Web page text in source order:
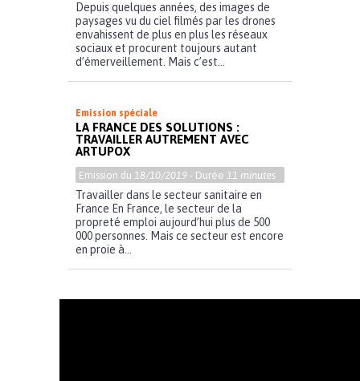
Depuis quelques années, des images de
paysages vu du ciel filmés par les drones
envahissent de plus en plus les réseaux
sociaux et procurent toujours autant
d’émerveillement. Mais c’est...
Emission spéciale
LA FRANCE DES SOLUTIONS :
TRAVAILLER AUTREMENT AVEC
ARTUPOX
Emission du 18/10/2019 - Durée 11 minutes
Travailler dans le secteur sanitaire en
France En France, le secteur de la
propreté emploi aujourd’hui plus de 500
000 personnes. Mais ce secteur est encore
en proie à...